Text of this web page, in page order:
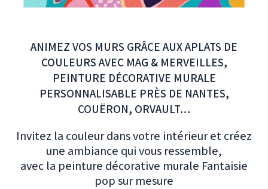
ANIMEZ VOS MURS GRÂCE AUX APLATS DE
COULEURS AVEC MAG & MERVEILLES,
PEINTURE DÉCORATIVE MURALE
PERSONNALISABLE PRÈS DE NANTES,
COUËRON, ORVAULT…
Invitez la couleur dans votre intérieur et créez
une ambiance qui vous ressemble,
avec la peinture décorative murale Fantaisie
pop sur mesure